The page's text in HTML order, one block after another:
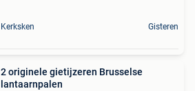
Kerksken Gisteren
2 originele gietijzeren Brusselse
lantaarnpalen